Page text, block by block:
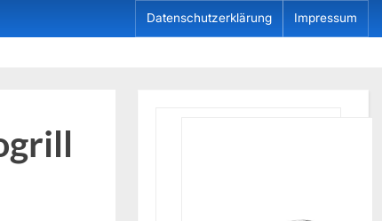
Datenschutzerklärung Impressum